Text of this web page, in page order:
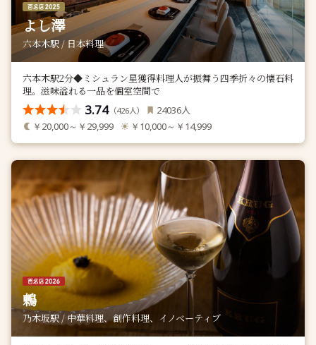
よし澤
六本木駅 / 日本料理
六本木駅2分◆ミシュラン星獲得料理人が振舞う四季折々の懐石料
理。滋味溢れる一品を個室空間で
3.74（426人） 24036人
￥20,000～￥29,999 ￥10,000～￥14,999
鶫
乃木坂駅 / 中華料理、創作料理、イノベーティブ